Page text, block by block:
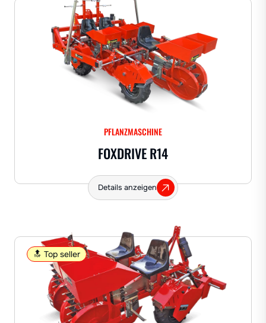
PFLANZMASCHINE
FOXDRIVE R14
Details anzeigen
🔝 Top seller